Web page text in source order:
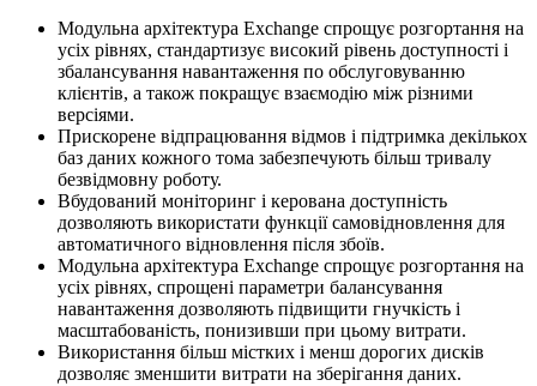
Модульна архітектура Exchange спрощує розгортання на
усіх рівнях, стандартизує високий рівень доступності і
збалансування навантаження по обслуговуванню
клієнтів, а також покращує взаємодію між різними
версіями.
Прискорене відпрацювання відмов і підтримка декількох
баз даних кожного тома забезпечують більш тривалу
безвідмовну роботу.
Вбудований моніторинг і керована доступність
дозволяють використати функції самовідновлення для
автоматичного відновлення після збоїв.
Модульна архітектура Exchange спрощує розгортання на
усіх рівнях, спрощені параметри балансування
навантаження дозволяють підвищити гнучкість і
масштабованість, понизивши при цьому витрати.
Використання більш містких і менш дорогих дисків
дозволяє зменшити витрати на зберігання даних.